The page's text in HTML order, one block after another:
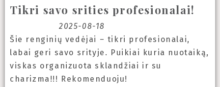
Tikri savo srities profesionalai!
2025-08-18
Šie renginių vedėjai – tikri profesionalai,
labai geri savo srityje. Puikiai kuria nuotaiką,
viskas organizuota sklandžiai ir su
charizma!!! Rekomenduoju!